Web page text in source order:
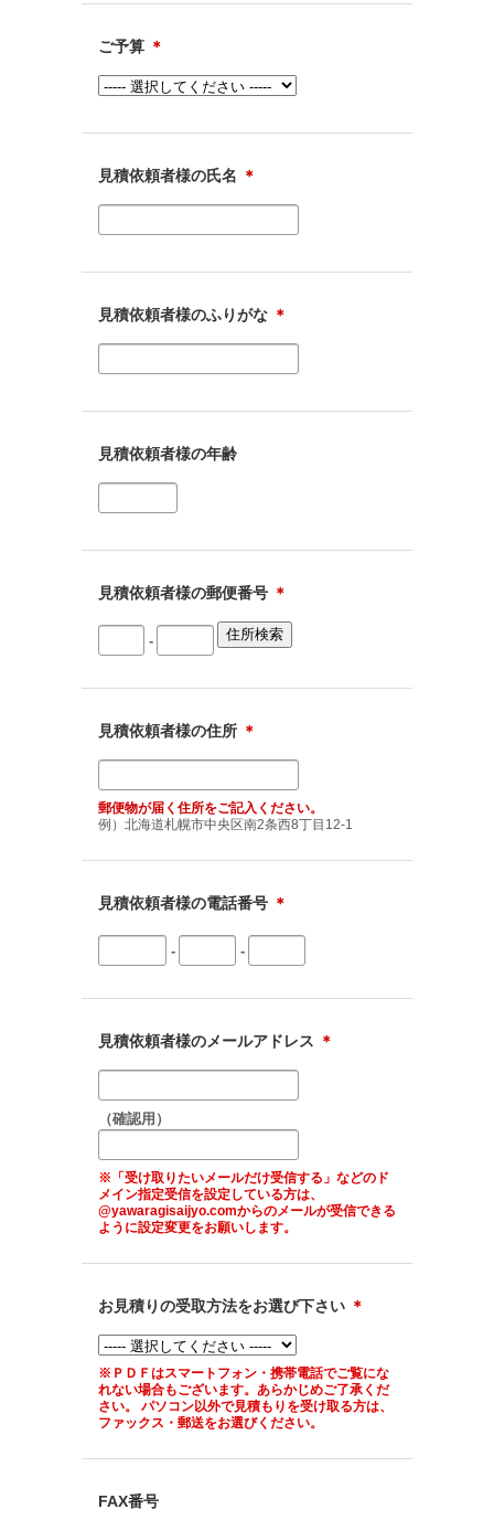
ご予算 ＊
見積依頼者様の氏名 ＊
見積依頼者様のふりがな ＊
見積依頼者様の年齢
見積依頼者様の郵便番号 ＊
-
見積依頼者様の住所 ＊
郵便物が届く住所をご記入ください。
例）北海道札幌市中央区南2条西8丁目12-1
見積依頼者様の電話番号 ＊
- -
見積依頼者様のメールアドレス ＊
（確認用）
※「受け取りたいメールだけ受信する」などのド
メイン指定受信を設定している方は、
@yawaragisaijyo.comからのメールが受信できる
ように設定変更をお願いします。
お見積りの受取方法をお選び下さい ＊
※ＰＤＦはスマートフォン・携帯電話でご覧にな
れない場合もございます。あらかじめご了承くだ
さい。 パソコン以外で見積もりを受け取る方は、
ファックス・郵送をお選びください。
FAX番号